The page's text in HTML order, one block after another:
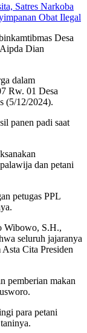
Satres Narkoba
Obat Ilegal
Desa
Dian
dalam
Rw. 01 Desa
(5/12/2024).
panen padi saat
dan petani
petugas PPL
Wibowo, S.H.,
seluruh jajaranya
Cita Presiden
pemberian makan
para petani